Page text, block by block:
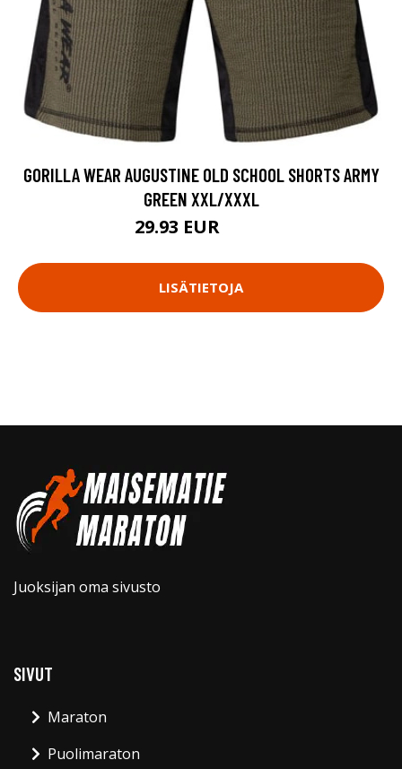
GORILLA WEAR AUGUSTINE OLD SCHOOL SHORTS ARMY
GREEN XXL/XXXL
29.93 EUR
LISÄTIETOJA
Juoksijan oma sivusto
SIVUT
Maraton
Puolimaraton